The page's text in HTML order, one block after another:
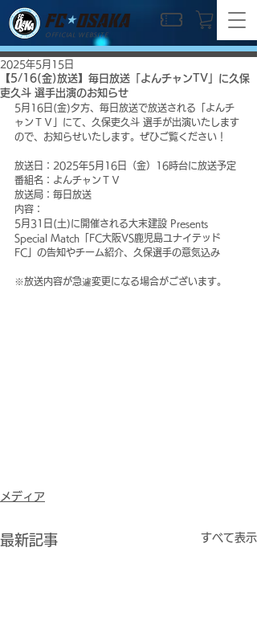
OFFICIAL WEBSITE
【5/16(金)放送】毎日放送「よんチャンTV」に久保
吏久斗 選手出演のお知らせ
2025年5月15日
5月16日(金)夕方、毎日放送で放送される「よんチ
ャンＴＶ」にて、久保吏久斗 選手が出演いたします
ので、お知らせいたします。ぜひご覧ください！
放送日：2025年5月16日（金）16時台に放送予定
番組名：よんチャンＴＶ
放送局：毎日放送
内容：
5月31日(土)に開催される大末建設 Presents
Special Match「FC大阪VS鹿児島ユナイテッド
FC」の告知やチーム紹介、久保選手の意気込み
※放送内容が急遽変更になる場合がございます。
メディア
最新記事 すべて表示